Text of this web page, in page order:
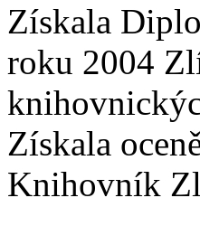
Získala
roku 2004
Získala
Knihovník